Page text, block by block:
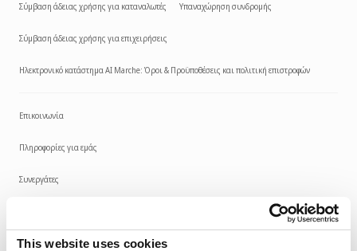
This website uses cookies
Σύμβαση άδειας χρήσης για καταναλωτές Υπαναχώρηση συνδρομής
Σύμβαση άδειας χρήσης για επιχειρήσεις
Ηλεκτρονικό κατάστημα AI Marche: Όροι & Προϋποθέσεις και πολιτική επιστροφών
Επικοινωνία
Πληροφορίες για εμάς
Συνεργάτες
Κέντρο πόρων